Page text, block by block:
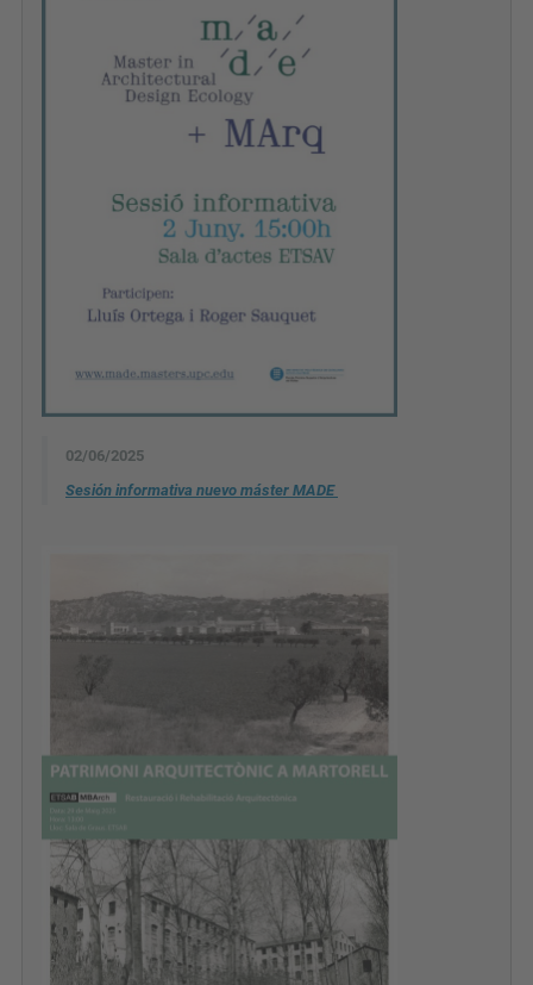
02/06/2025
Sesión
informativa nuevo máster MADE